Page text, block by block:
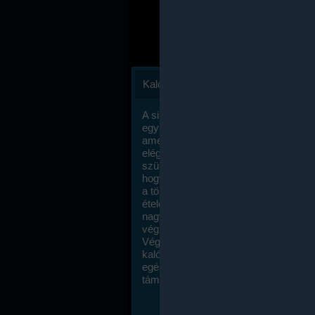
Kalóriaszámlálás
A sikeres fogyás titka valójában igen
egyszerű: égess több energiát, mint
amennyit beviszel. Természetesen
elég nagy fegyelemre és akaraterőre
szükség, de meglepődve fogod
hogy a kalóriaszámolás mennyire
a többi diétához képest. Itt nincsenek
ételek és a megengedett kalóriabevitelt
nagymértékben növelheted ha
végzel.
Végül, de nem utolsó sorban, a
kalóriaszámolás módszerét a legtöbb
egészségügyi szakorvos ajánlja és
támogatja.